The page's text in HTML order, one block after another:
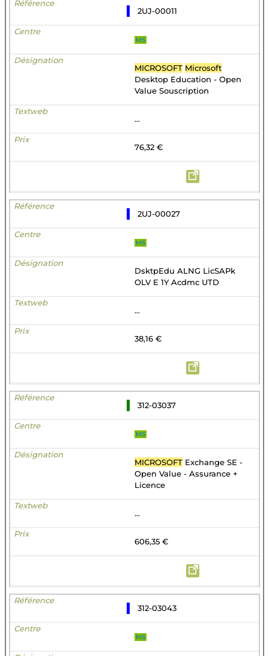
2UJ-00011
MS
MICROSOFT Microsoft
Desktop Education - Open
Value Souscription
...
76,32 €
2UJ-00027
MS
DsktpEdu ALNG LicSAPk
OLV E 1Y Acdmc UTD
...
38,16 €
312-03037
MS
MICROSOFT Exchange SE -
Open Value - Assurance +
Licence
...
606,35 €
312-03043
MS